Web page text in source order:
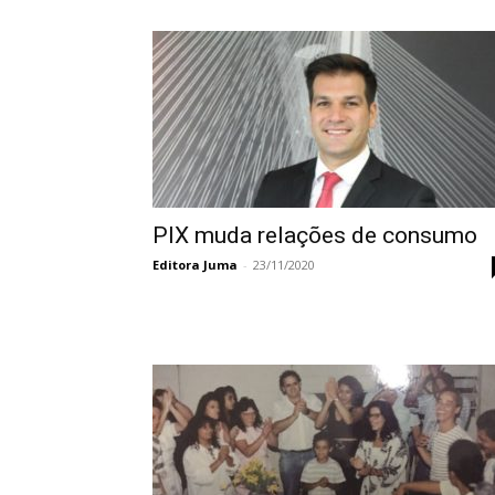
PIX muda relações de consumo
Editora Juma - 23/11/2020